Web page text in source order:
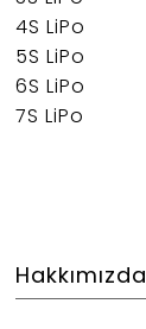
4S LiPo
5S LiPo
6S LiPo
7S LiPo
Hakkımızda